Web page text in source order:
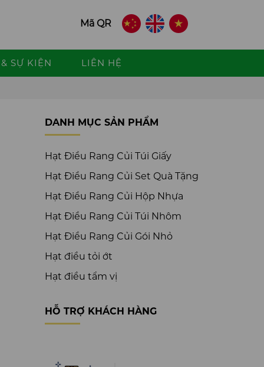
Mã QR
SỰ KIỆN LIÊN HỆ
DANH MỤC SẢN PHẨM
Hạt Điều Rang Củi Túi Giấy
Hạt Điều Rang Củi Set Quà Tặng
Hạt Điều Rang Củi Hộp Nhựa
Hạt Điều Rang Củi Túi Nhôm
Hạt Điều Rang Củi Gói Nhỏ
Hạt điều tỏi ớt
Hạt điều tẩm vị
HỖ TRỢ KHÁCH HÀNG